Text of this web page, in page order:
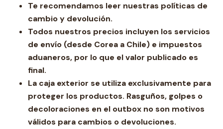
Te recomendamos leer nuestras políticas de
cambio y devolución.
Todos nuestros precios incluyen los servicios
de envío (desde Corea a Chile) e impuestos
aduaneros, por lo que el valor publicado es
final.
La caja exterior se utiliza exclusivamente para
proteger los productos. Rasguños, golpes o
decoloraciones en el outbox no son motivos
válidos para cambios o devoluciones.